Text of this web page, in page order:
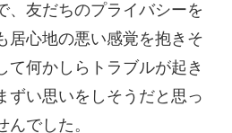
、友だちのプライバシーを
居心地の悪い感覚を抱きそ
て何かしらトラブルが起き
ずい思いをしそうだと思っ
でした。